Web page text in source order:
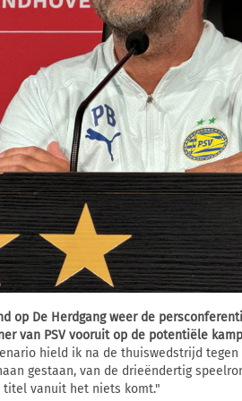
op De Herdgang weer de
van PSV vooruit op de potentiële
hield ik na de thuiswedstrijd tegen
gestaan, van de drieëndertig
titel vanuit het niets komt."